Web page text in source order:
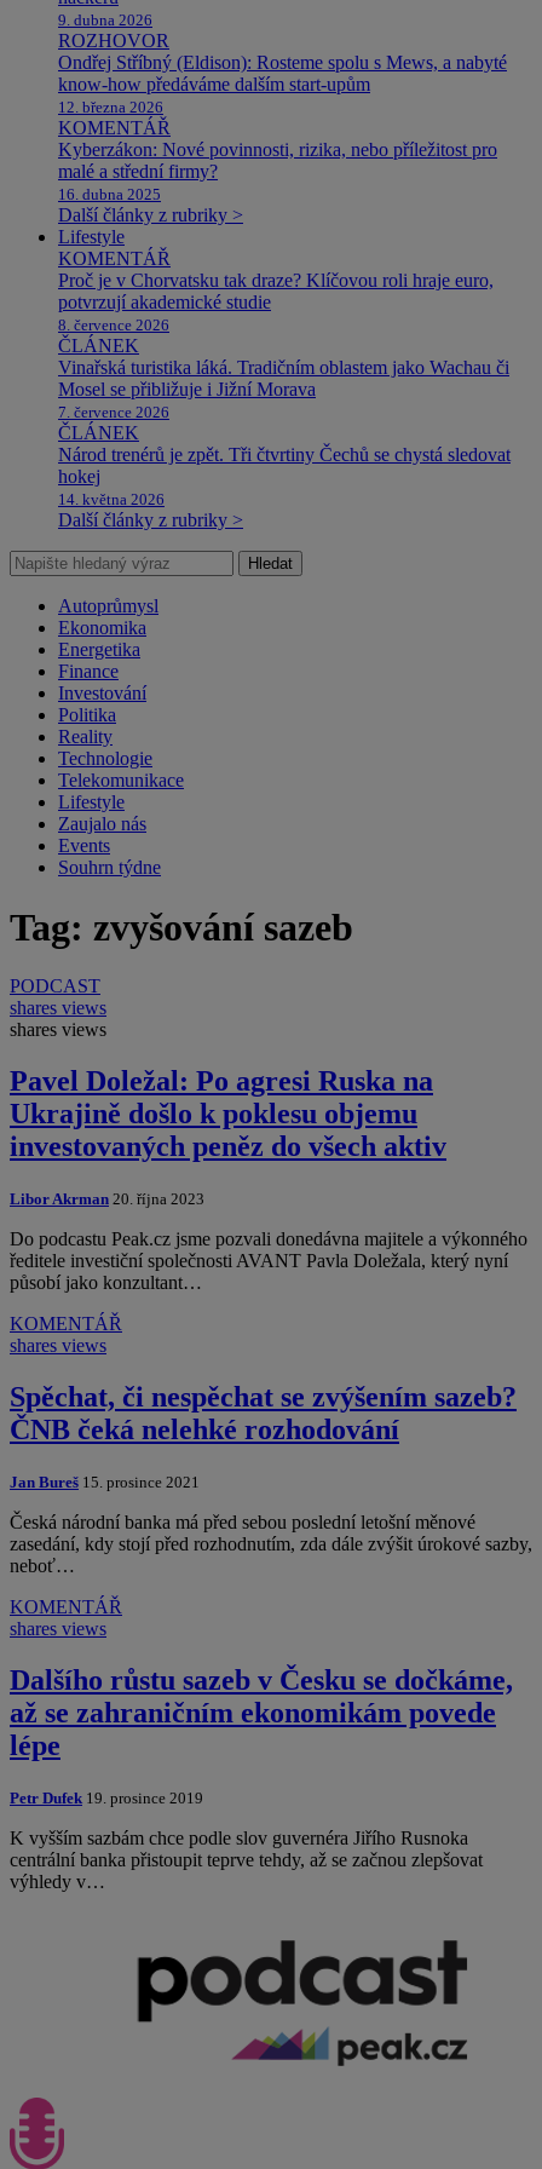
9. dubna 2026
ROZHOVOR
Ondřej Stříbný (Eldison): Rosteme spolu s Mews, a nabyté
know-how předáváme dalším start-upům
12. března 2026
KOMENTÁŘ
Kyberzákon: Nové povinnosti, rizika, nebo příležitost pro
malé a střední firmy?
16. dubna 2025
Další články z rubriky >
Lifestyle
KOMENTÁŘ
Proč je v Chorvatsku tak draze? Klíčovou roli hraje euro,
potvrzují akademické studie
8. července 2026
ČLÁNEK
Vinařská turistika láká. Tradičním oblastem jako Wachau či
Mosel se přibližuje i Jižní Morava
7. července 2026
ČLÁNEK
Národ trenérů je zpět. Tři čtvrtiny Čechů se chystá sledovat
hokej
14. května 2026
Další články z rubriky >
Hledat
Autoprůmysl
Ekonomika
Energetika
Finance
Investování
Politika
Reality
Technologie
Telekomunikace
Lifestyle
Zaujalo nás
Events
Souhrn týdne
Tag: zvyšování sazeb
PODCAST
shares views
shares views
Pavel Doležal: Po agresi Ruska na
Ukrajině došlo k poklesu objemu
investovaných peněz do všech aktiv
Libor Akrman 20. října 2023
Do podcastu Peak.cz jsme pozvali donedávna majitele a výkonného
ředitele investiční společnosti AVANT Pavla Doležala, který nyní
působí jako konzultant…
KOMENTÁŘ
shares views
Spěchat, či nespěchat se zvýšením sazeb?
ČNB čeká nelehké rozhodování
Jan Bureš 15. prosince 2021
Česká národní banka má před sebou poslední letošní měnové
zasedání, kdy stojí před rozhodnutím, zda dále zvýšit úrokové sazby,
neboť…
KOMENTÁŘ
shares views
Dalšího růstu sazeb v Česku se dočkáme,
až se zahraničním ekonomikám povede
lépe
Petr Dufek 19. prosince 2019
K vyšším sazbám chce podle slov guvernéra Jiřího Rusnoka
centrální banka přistoupit teprve tehdy, až se začnou zlepšovat
výhledy v…